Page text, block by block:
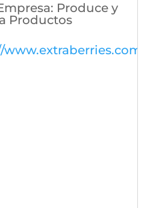
: Produce y
Productos